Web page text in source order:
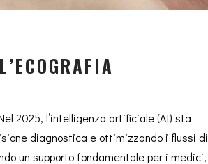
2025, l’intelligenza artificiale (AI) sta
diagnostica e ottimizzando i flussi di
un supporto fondamentale per i medici,